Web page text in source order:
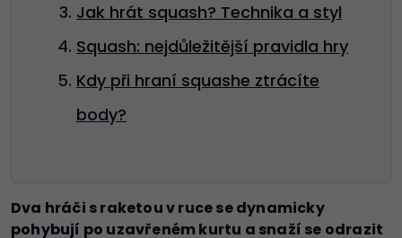
Jak hrát squash? Technika a styl
Squash: nejdůležitější pravidla hry
Kdy při hraní squashe ztrácíte
body?
Dva hráči s raketou v ruce se dynamicky
pohybují po uzavřeném kurtu a snaží se odrazit